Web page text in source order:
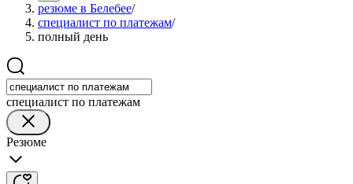
резюме в Белебее/
специалист по платежам/
полный день
специалист по платежам
Резюме